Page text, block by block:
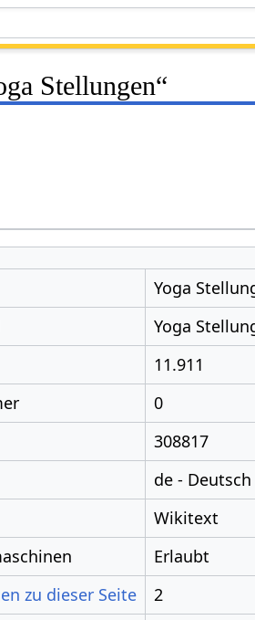
Stellungen“
Yoga
Yoga
11.911
0
308817
de - Deutsch
Wikitext
Erlaubt
zu dieser Seite
2